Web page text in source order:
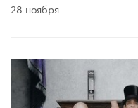
28 ноября